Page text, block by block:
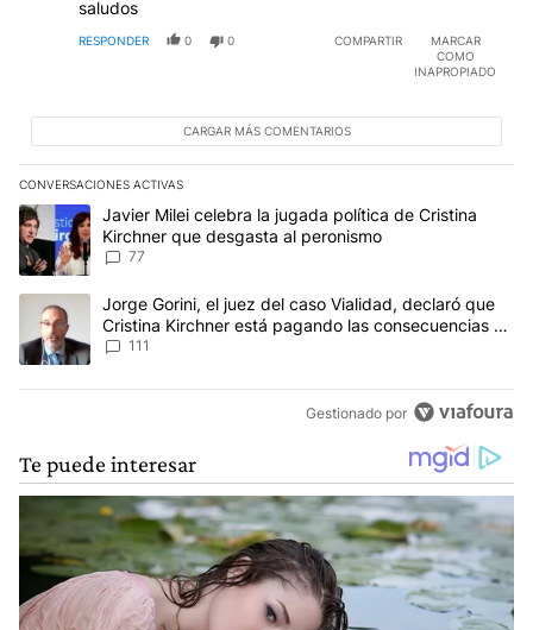
saludos
RESPONDER 0 0 COMPARTIR
MARCAR
COMO
INAPROPIADO
CARGAR MÁS COMENTARIOS
CONVERSACIONES ACTIVAS
Este listado muestra los artículos con más comentarios en los
Un artículo de tendencia con el título "Javier Milei celebra la
Javier Milei celebra la jugada política de Cristina
Kirchner que desgasta al peronismo
77
Un artículo de tendencia con el título "Jorge Gorini, el juez del
Jorge Gorini, el juez del caso Vialidad, declaró que
Cristina Kirchner está pagando las consecuencias de
cometer "un delito comprobado"
111
Gestionado por